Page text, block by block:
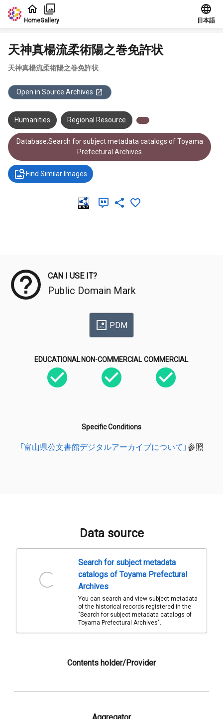
Jump to main content
HomeGallery 日本語
天神真楊流柔術陽之巻免許状
天神真楊流柔術陽之巻免許状
Open in Source Archives
Humanities Regional Resource
Database:Search for subject metadata catalogs of Toyama
Prefectural Archives
Find Similar Images
CAN I USE IT?
Public Domain Mark
PDM
EDUCATIONAL NON-COMMERCIAL COMMERCIAL
Specific Conditions
「富山県公文書館デジタルアーカイブについて」参照
Data source
Search for subject metadata
catalogs of Toyama Prefectural
Archives
You can search and view subject metadata
of the historical records registered in the
"Search for subject metadata catalogs of
Toyama Prefectural Archives".
Contents holder/Provider